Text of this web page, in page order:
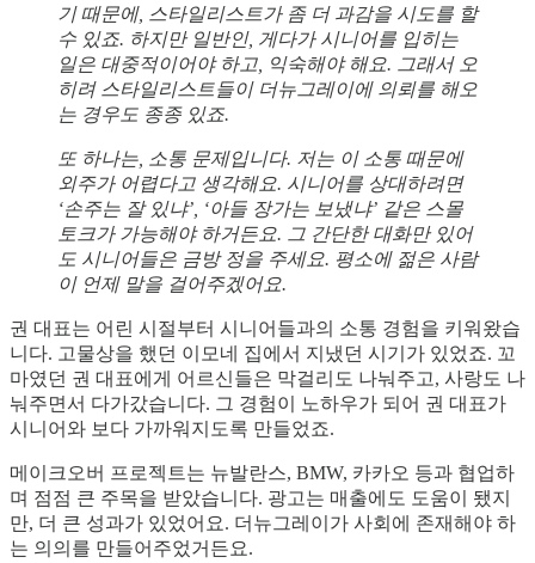
기 때문에, 스타일리스트가 좀 더 과감을 시도를 할
수 있죠. 하지만 일반인, 게다가 시니어를 입히는
일은 대중적이어야 하고, 익숙해야 해요. 그래서 오
히려 스타일리스트들이 더뉴그레이에 의뢰를 해오
는 경우도 종종 있죠.
또 하나는, 소통 문제입니다. 저는 이 소통 때문에
외주가 어렵다고 생각해요. 시니어를 상대하려면
‘손주는 잘 있냐’, ‘아들 장가는 보냈냐’ 같은 스몰
토크가 가능해야 하거든요. 그 간단한 대화만 있어
도 시니어들은 금방 정을 주세요. 평소에 젊은 사람
이 언제 말을 걸어주겠어요.
권 대표는 어린 시절부터 시니어들과의 소통 경험을 키워왔습
니다. 고물상을 했던 이모네 집에서 지냈던 시기가 있었죠. 꼬
마였던 권 대표에게 어르신들은 막걸리도 나눠주고, 사랑도 나
눠주면서 다가갔습니다. 그 경험이 노하우가 되어 권 대표가
시니어와 보다 가까워지도록 만들었죠.
메이크오버 프로젝트는 뉴발란스, BMW, 카카오 등과 협업하
며 점점 큰 주목을 받았습니다. 광고는 매출에도 도움이 됐지
만, 더 큰 성과가 있었어요. 더뉴그레이가 사회에 존재해야 하
는 의의를 만들어주었거든요.